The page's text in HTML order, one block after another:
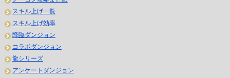
スキル上げ一覧
スキル上げ効率
降臨ダンジョン
コラボダンジョン
龍シリーズ
アンケートダンジョン